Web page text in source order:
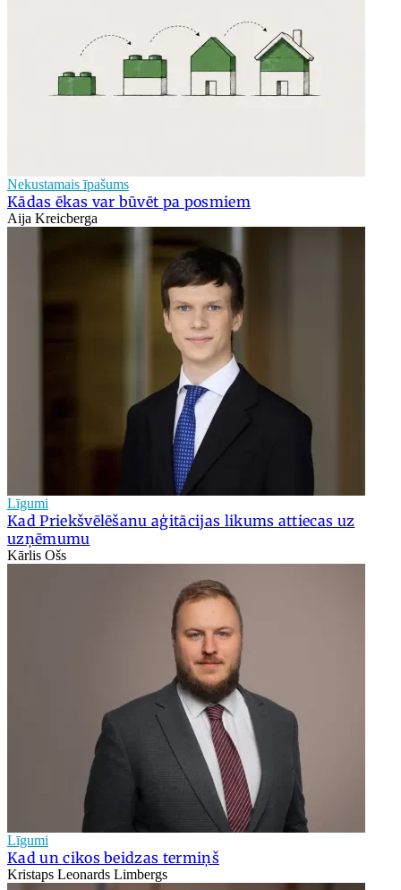
Nekustamais īpašums
Kādas ēkas var būvēt pa posmiem
Aija Kreicberga
Līgumi
Kad Priekšvēlēšanu aģitācijas likums attiecas uz
uzņēmumu
Kārlis Ošs
Līgumi
Kad un cikos beidzas termiņš
Kristaps Leonards Limbergs